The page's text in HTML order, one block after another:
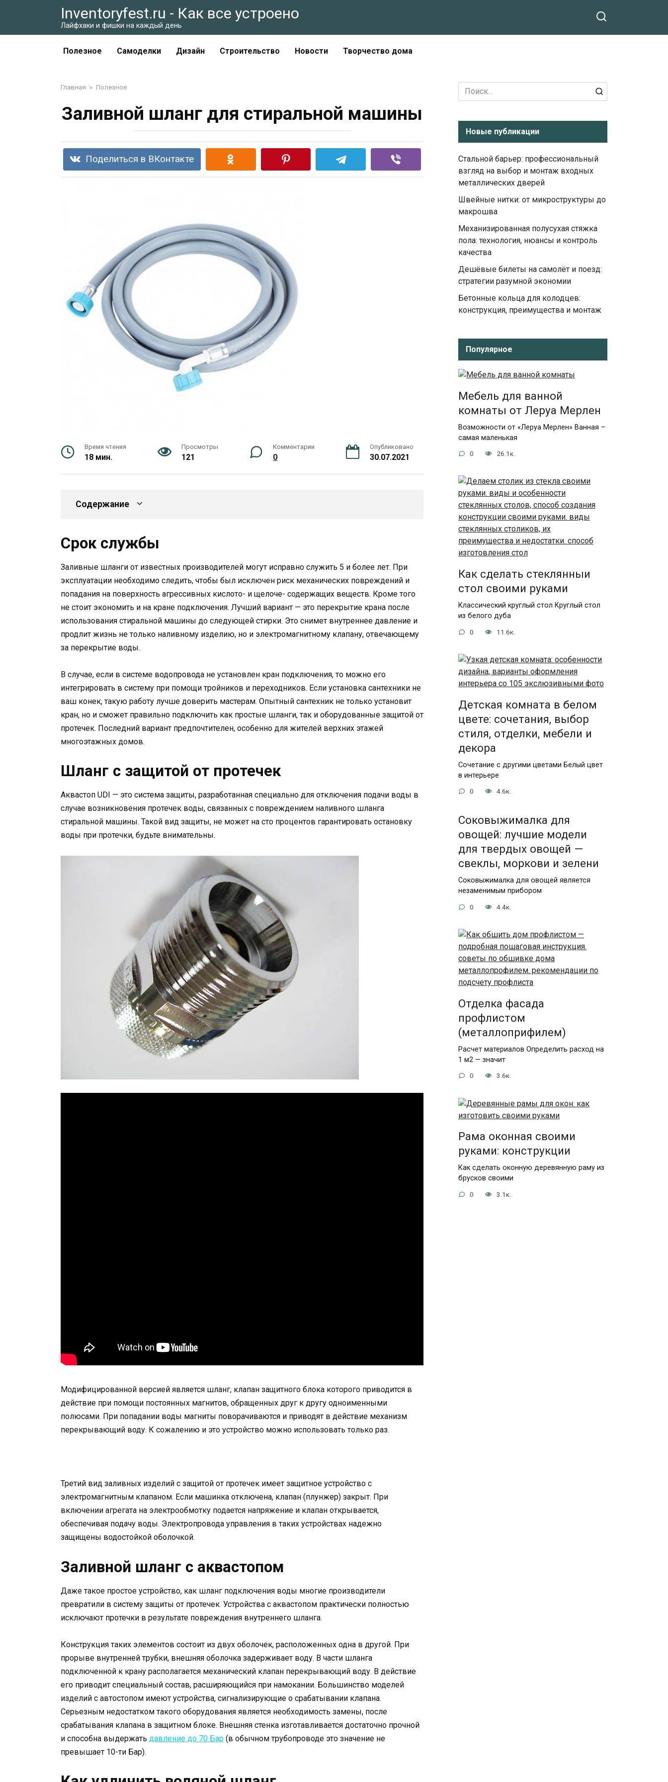
Inventoryfest.ru - Как все устроено
Лайфхаки и фишки на каждый день
Полезное Самоделки Дизайн Строительство Новости Творчество дома
Главная » Полезное
Заливной шланг для стиральной машины
Поделиться в ВКонтакте
Время чтения
18 мин.
Просмотры
121
Комментарии
0
Опубликовано
30.07.2021
Содержание
Срок службы
Заливные шланги от известных производителей могут исправно служить 5 и более лет. При
эксплуатации необходимо следить, чтобы был исключен риск механических повреждений и
попадания на поверхность агрессивных кислото- и щелоче- содержащих веществ. Кроме того
не стоит экономить и на кране подключения. Лучший вариант — это перекрытие крана после
использования стиральной машины до следующей стирки. Это снимет внутреннее давление и
продлит жизнь не только наливному изделию, но и электромагнитному клапану, отвечающему
за перекрытие воды.
В случае, если в системе водопровода не установлен кран подключения, то можно его
интегрировать в систему при помощи тройников и переходников. Если установка сантехники не
ваш конек, такую работу лучше доверить мастерам. Опытный сантехник не только установит
кран, но и сможет правильно подключить как простые шланги, так и оборудованные защитой от
протечек. Последний вариант предпочтителен, особенно для жителей верхних этажей
многоэтажных домов.
Шланг с защитой от протечек
Аквастоп UDI — это система защиты, разработанная специально для отключения подачи воды в
случае возникновения протечек воды, связанных с повреждением наливного шланга
стиральной машины. Такой вид защиты, не может на сто процентов гарантировать остановку
воды при протечки, будьте внимательны.
Модифицированной версией является шланг, клапан защитного блока которого приводится в
действие при помощи постоянных магнитов, обращенных друг к другу одноименными
полюсами. При попадании воды магниты поворачиваются и приводят в действие механизм
перекрывающий воду. К сожалению и это устройство можно использовать только раз.
Третий вид заливных изделий с защитой от протечек имеет защитное устройство с
электромагнитным клапаном. Если машинка отключена, клапан (плунжер) закрыт. При
включении агрегата на электрообмотку подается напряжение и клапан открывается,
обеспечивая подачу воды. Электропровода управления в таких устройствах надежно
защищены водостойкой оболочкой.
Заливной шланг с аквастопом
Даже такое простое устройство, как шланг подключения воды многие производители
превратили в систему защиты от протечек. Устройства с аквастопом практически полностью
исключают протечки в результате повреждения внутреннего шланга.
Конструкция таких элементов состоит из двух оболочек, расположенных одна в другой. При
прорыве внутренней трубки, внешняя оболочка задерживает воду. В части шланга
подключенной к крану располагается механический клапан перекрывающий воду. В действие
его приводит специальный состав, расширяющийся при намокании. Большинство моделей
изделий с автостопом имеют устройства, сигнализирующие о срабатывании клапана.
Серьезным недостатком такого оборудования является необходимость замены, после
срабатывания клапана в защитном блоке. Внешняя стенка изготавливается достаточно прочной
и способна выдержать давление до 70 Бар (в обычном трубопроводе это значение не
превышает 10-ти Бар).
Search
for:
Новые публикации
Стальной барьер: профессиональный
взгляд на выбор и монтаж входных
металлических дверей
Швейные нитки: от микроструктуры до
макрошва
Механизированная полусухая стяжка
пола: технология, нюансы и контроль
качества
Дешёвые билеты на самолёт и поезд:
стратегии разумной экономии
Бетонные кольца для колодцев:
конструкция, преимущества и монтаж
Популярное
Мебель для ванной
комнаты от Леруа Мерлен
Возможности от «Леруа Мерлен» Ванная –
самая маленькая
0 26.1к.
Как сделать стеклянныи
стол своими руками
Классический круглый стол Круглый стол
из белого дуба
0 11.6к.
Детская комната в белом
цвете: сочетания, выбор
стиля, отделки, мебели и
декора
Сочетание с другими цветами Белый цвет
в интерьере
0 4.6к.
Соковыжималка для
овощей: лучшие модели
для твердых овощей —
свеклы, моркови и зелени
Соковыжималка для овощей является
незаменимым прибором
0 4.4к.
Отделка фасада
профлистом
(металлоприфилем)
Расчет материалов Определить расход на
1 м2 — значит
0 3.6к.
Рама оконная своими
руками: конструкции
Как сделать оконную деревянную раму из
брусков своими
0 3.1к.